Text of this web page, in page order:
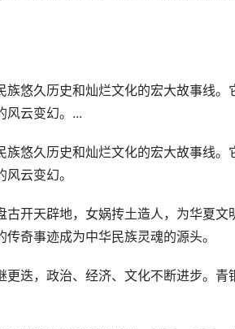
族悠久历史和灿烂文化的宏大故事线
风云变幻。...
族悠久历史和灿烂文化的宏大故事线
云变幻。
开天辟地，女娲抟土造人，为华夏文
奇事迹成为中华民族灵魂的源头。
更迭，政治、经济、文化不断进步。